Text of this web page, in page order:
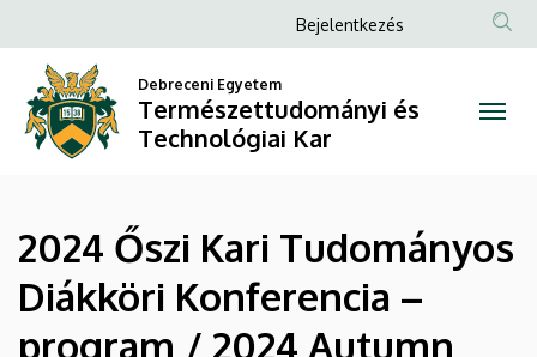
Őszi
Kari
Tudományos
Diákköri
Konferencia
–
a
tartalomra
Anonim
fiók
menüje
Bejelentkezés
Debreceni Egyetem
Természettudományi és
Technológiai Kar
2024 Őszi Kari Tudományos
Diákköri Konferencia –
program / 2024 Autumn